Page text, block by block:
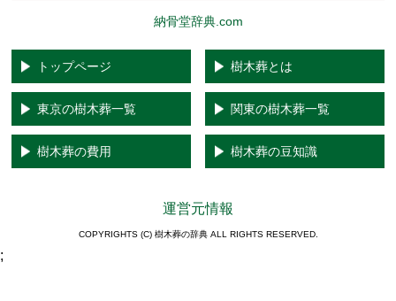
納骨堂辞典.com
トップページ 樹木葬とは
東京の樹木葬一覧 関東の樹木葬一覧
樹木葬の費用 樹木葬の豆知識
運営元情報
COPYRIGHTS (C) 樹木葬の辞典 ALL RIGHTS RESERVED.
;